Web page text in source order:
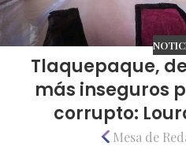
Tlaquepaque,
más inseguros
corrupto:
Mesa de